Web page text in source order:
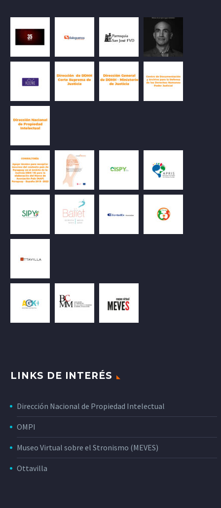
LINKS DE INTERÉS
Dirección Nacional de Propiedad Intelectual
OMPI
Museo Virtual sobre el Stronismo (MEVES)
Ottavilla